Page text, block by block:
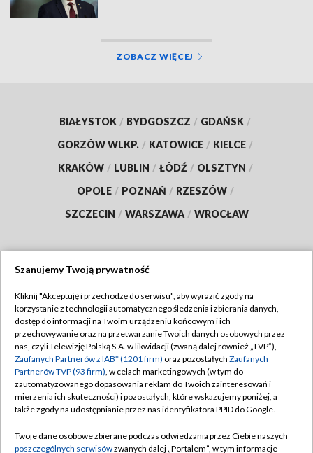
ZOBACZ WIĘCEJ
BIAŁYSTOK / BYDGOSZCZ / GDAŃSK /
GORZÓW WLKP. / KATOWICE / KIELCE /
KRAKÓW / LUBLIN / ŁÓDŹ / OLSZTYN /
OPOLE / POZNAŃ / RZESZÓW /
SZCZECIN / WARSZAWA / WROCŁAW
TVP
Abonament TVP
Emisja w TVP
Centrum informacji TVP
Naziemna Telewizja Cyfrowa
Rada Programowa
Regulamin TVP
Polityka prywatności
Moje zgody
Pomoc
Kontakt
Szanujemy Twoją prywatność
Kliknij "Akceptuję i przechodzę do serwisu", aby wyrazić zgody na
korzystanie z technologii automatycznego śledzenia i zbierania danych,
dostęp do informacji na Twoim urządzeniu końcowym i ich
przechowywanie oraz na przetwarzanie Twoich danych osobowych przez
nas, czyli Telewizję Polską S.A. w likwidacji (zwaną dalej również „TVP”),
Zaufanych Partnerów z IAB* (1201 firm) oraz pozostałych Zaufanych
Partnerów TVP (93 firm), w celach marketingowych (w tym do
zautomatyzowanego dopasowania reklam do Twoich zainteresowań i
mierzenia ich skuteczności) i pozostałych, które wskazujemy poniżej, a
także zgody na udostępnianie przez nas identyfikatora PPID do Google.
Twoje dane osobowe zbierane podczas odwiedzania przez Ciebie naszych
poszczególnych serwisówzwanych dalej „Portalem”, w tym informacje